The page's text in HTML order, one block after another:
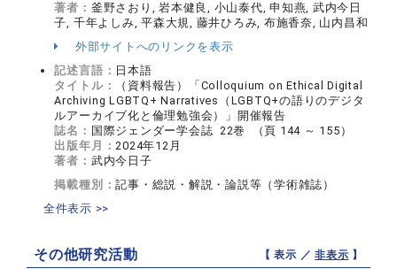
著者： 釜野さおり, 岩本健良, 小山泰代, 申知燕, 武内今日
子, 千年よしみ, 平森大規, 藤井ひろみ, 布施香奈, 山内昌和
外部サイトへのリンクを表示
記述言語： 日本語
タイトル：
（資料報告）「Colloquium on Ethical Digital
Archiving LGBTQ+ Narratives（LGBTQ+の語りのデジタ
ルアーカイブ化と倫理勉強会）」開催報告
誌名： 国際ジェンダー学会誌 22巻 （頁 144 ～ 155）
出版年月：2024年12月
著者： 武内今日子
掲載種別：記事・総説・解説・論説等（学術雑誌）
全件表示 >>
その他研究活動 【 表示 ／非表示 】